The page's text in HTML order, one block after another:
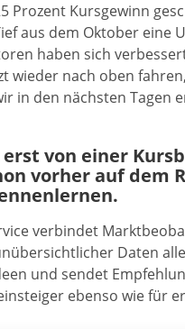
Prozent Kursgewinn
aus dem Oktober
haben sich
wieder nach oben
in den nächsten Tagen
von einer
vorher auf dem
verbindet
Daten
und sendet
ebenso wie für